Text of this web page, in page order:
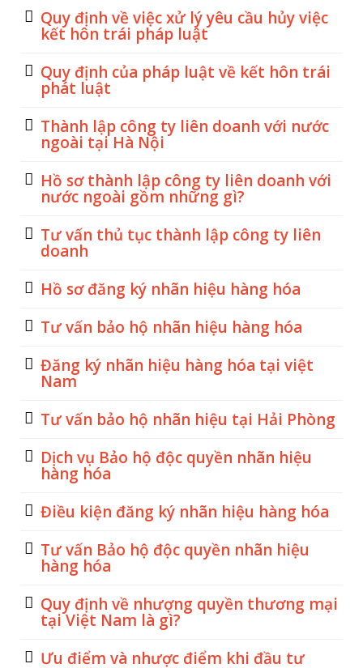
Quy định về việc xử lý yêu cầu hủy việc
kết hôn trái pháp luật
Quy định của pháp luật về kết hôn trái
phát luật
Thành lập công ty liên doanh với nước
ngoài tại Hà Nội
Hồ sơ thành lập công ty liên doanh với
nước ngoài gồm những gì?
Tư vấn thủ tục thành lập công ty liên
doanh
Hồ sơ đăng ký nhãn hiệu hàng hóa
Tư vấn bảo hộ nhãn hiệu hàng hóa
Đăng ký nhãn hiệu hàng hóa tại việt
Nam
Tư vấn bảo hộ nhãn hiệu tại Hải Phòng
Dịch vụ Bảo hộ độc quyền nhãn hiệu
hàng hóa
Điều kiện đăng ký nhãn hiệu hàng hóa
Tư vấn Bảo hộ độc quyền nhãn hiệu
hàng hóa
Quy định về nhượng quyền thương mại
tại Việt Nam là gì?
Ưu điểm và nhược điểm khi đầu tư